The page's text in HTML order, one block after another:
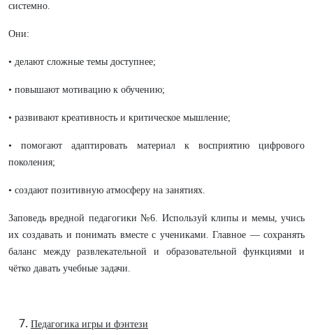
системно.
Они:
• делают сложные темы доступнее;
• повышают мотивацию к обучению;
• развивают креативность и критическое мышление;
• помогают адаптировать материал к восприятию цифрового
поколения;
• создают позитивную атмосферу на занятиях.
Заповедь вредной педагогики №6. Используй клипы и мемы, учись
их создавать и понимать вместе с учениками. Главное — сохранять
баланс между развлекательной и образовательной функциями и
чётко давать учебные задачи.
Педагогика игры и фэнтези